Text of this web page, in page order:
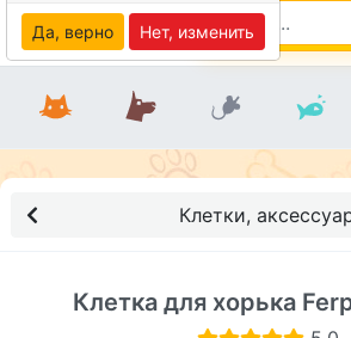
Клетки,
Клетка для хорька
Да, верно Нет, изменить